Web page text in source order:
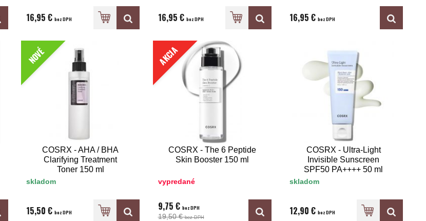
16,95 €bez DPH 16,95 € bez DPH 16,95 € bez DPH
NOVÉ
COSRX - AHA / BHA
Clarifying Treatment
Toner 150 ml
skladom
15,50 €bez DPH
AKCIA
COSRX - The 6 Peptide
Skin Booster 150 ml
vypredané
9,75 € bez DPH
19,50 €bez DPH
COSRX - Ultra-Light
Invisible Sunscreen
SPF50 PA++++ 50 ml
skladom
12,90 € bez DPH